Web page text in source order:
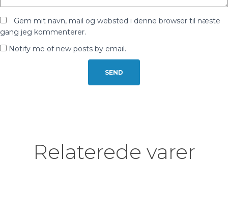
Gem mit navn, mail og websted i denne browser til næste
gang jeg kommenterer.
Notify me of new posts by email.
Relaterede varer